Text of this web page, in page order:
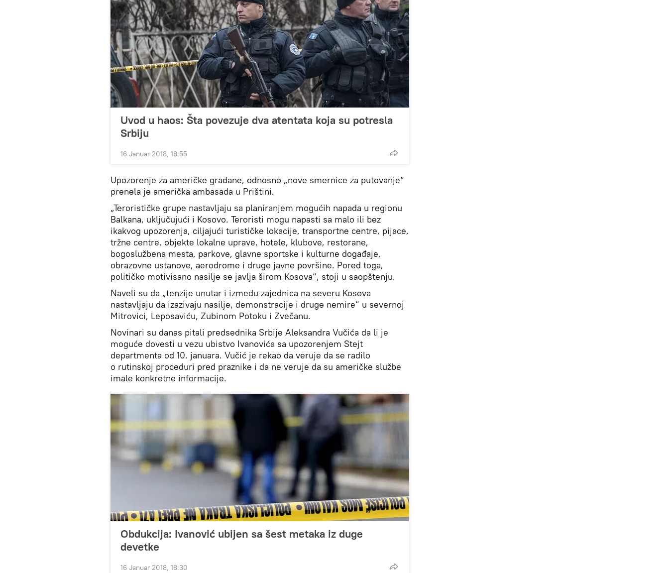
Uvod u haos: Šta povezuje dva atentata koja su potresla
Srbiju
16 Januar 2018, 18:55
Upozorenje za američke građane, odnosno „nove smernice za putovanje“
prenela je američka ambasada u Prištini.
„Terorističke grupe nastavljaju sa planiranjem mogućih napada u regionu
Balkana, uključujući i Kosovo. Teroristi mogu napasti sa malo ili bez
ikakvog upozorenja, ciljajući turističke lokacije, transportne centre, pijace,
tržne centre, objekte lokalne uprave, hotele, klubove, restorane,
bogoslužbena mesta, parkove, glavne sportske i kulturne događaje,
obrazovne ustanove, aerodrome i druge javne površine. Pored toga,
političko motivisano nasilje se javlja širom Kosova“, stoji u saopštenju.
Naveli su da „tenzije unutar i između zajednica na severu Kosova
nastavljaju da izazivaju nasilje, demonstracije i druge nemire“ u severnoj
Mitrovici, Leposaviću, Zubinom Potoku i Zvečanu.
Novinari su danas pitali predsednika Srbije Aleksandra Vučića da li je
moguće dovesti u vezu ubistvo Ivanovića sa upozorenjem Stejt
departmenta od 10. januara. Vučić je rekao da veruje da se radilo
o rutinskoj proceduri pred praznike i da ne veruje da su američke službe
imale konkretne informacije.
Obdukcija: Ivanović ubijen sa šest metaka iz duge
devetke
16 Januar 2018, 18:30